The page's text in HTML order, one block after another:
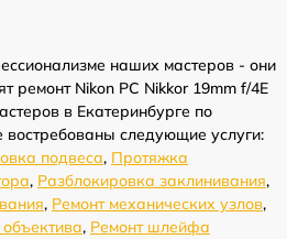
наших мастеров - они
ремонт Nikon PC Nikkor 19mm f/4E
в Екатеринбурге по
востребованы следующие услуги:
подвеса, Протяжка
, Разблокировка заклинивания,
, Ремонт механических узлов,
, Ремонт шлейфа